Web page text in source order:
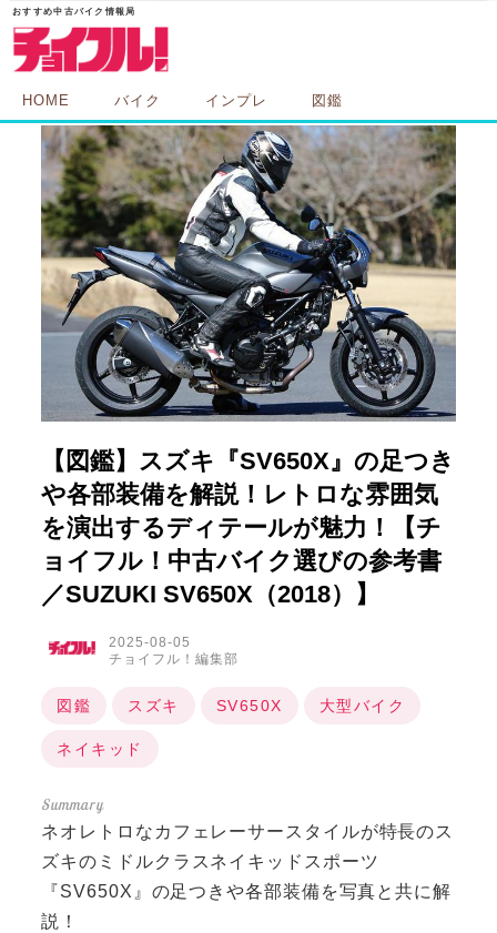
HOME バイク インプレ 図鑑
【図鑑】スズキ『SV650X』の足つき
や各部装備を解説！レトロな雰囲気
を演出するディテールが魅力！【チ
ョイフル！中古バイク選びの参考書
／SUZUKI SV650X（2018）】
2025-08-05
チョイフル！編集部
図鑑 スズキ SV650X 大型バイク
ネイキッド
ネオレトロなカフェレーサースタイルが特長のス
ズキのミドルクラスネイキッドスポーツ
『SV650X』の足つきや各部装備を写真と共に解
説！